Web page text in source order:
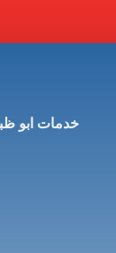
خدمات ابو